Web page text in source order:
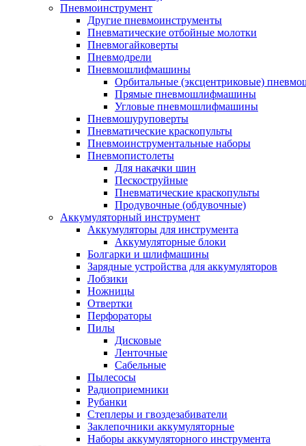
Пневмоинструмент
Другие пневмоинструменты
Пневматические отбойные молотки
Пневмогайковерты
Пневмодрели
Пневмошлифмашины
Орбитальные (эксцентриковые)
Прямые пневмошлифмашины
Угловые пневмошлифмашины
Пневмошуруповерты
Пневматические краскопульты
Пневмоинструментальные наборы
Пневмопистолеты
Для накачки шин
Пескоструйные
Пневматические краскопульты
Продувочные (обдувочные)
Аккумуляторный инструмент
Аккумуляторы для инструмента
Аккумуляторные блоки
Болгарки и шлифмашины
Зарядные устройства для аккумуляторов
Лобзики
Ножницы
Отвертки
Перфораторы
Пилы
Дисковые
Ленточные
Сабельные
Пылесосы
Радиоприемники
Рубанки
Степлеры и гвоздезабиватели
Заклепочники аккумуляторные
Наборы аккумуляторного инструмента